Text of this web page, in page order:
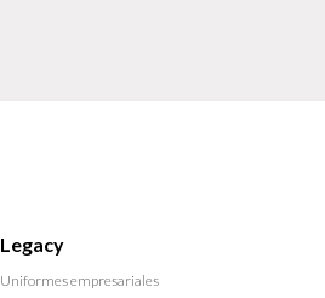
Legacy
Uniformes empresariales